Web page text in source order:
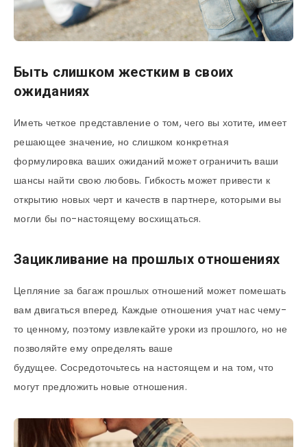
Быть слишком жестким в своих
ожиданиях
Иметь четкое представление о том, чего вы хотите, имеет
решающее значение, но слишком конкретная
формулировка ваших ожиданий может ограничить ваши
шансы найти свою любовь. Гибкость может привести к
открытию новых черт и качеств в партнере, которыми вы
могли бы по-настоящему восхищаться.
Зацикливание на прошлых отношениях
Цепляние за багаж прошлых отношений может помешать
вам двигаться вперед. Каждые отношения учат нас чему-
то ценному, поэтому извлекайте уроки из прошлого, но не
позволяйте ему определять ваше
будущее. Сосредоточьтесь на настоящем и на том, что
могут предложить новые отношения.